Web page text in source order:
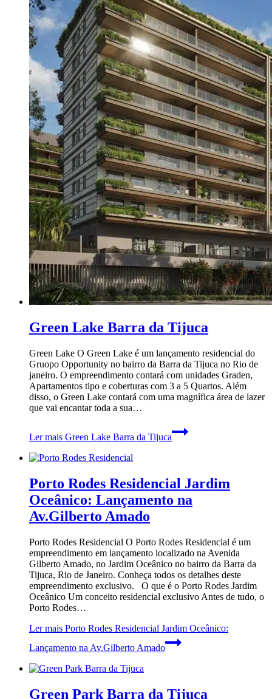
Green Lake Barra da Tijuca
Green Lake O Green Lake é um lançamento residencial do
Gruopo Opportunity no bairro da Barra da Tijuca no Rio de
janeiro. O empreendimento contará com unidades Graden,
Apartamentos tipo e coberturas com 3 a 5 Quartos. Além
disso, o Green Lake contará com uma magnífica área de lazer
que vai encantar toda a sua…
Ler mais Green Lake Barra da Tijuca
Porto Rodes Residencial Jardim
Oceânico: Lançamento na
Av.Gilberto Amado
Porto Rodes Residencial O Porto Rodes Residencial é um
empreendimento em lançamento localizado na Avenida
Gilberto Amado, no Jardim Oceânico no bairro da Barra da
Tijuca, Rio de Janeiro. Conheça todos os detalhes deste
empreendimento exclusivo. O que é o Porto Rodes Jardim
Oceânico Um conceito residencial exclusivo Antes de tudo, o
Porto Rodes…
Ler mais Porto Rodes Residencial Jardim Oceânico:
Lançamento na Av.Gilberto Amado
Green Park Barra da Tijuca